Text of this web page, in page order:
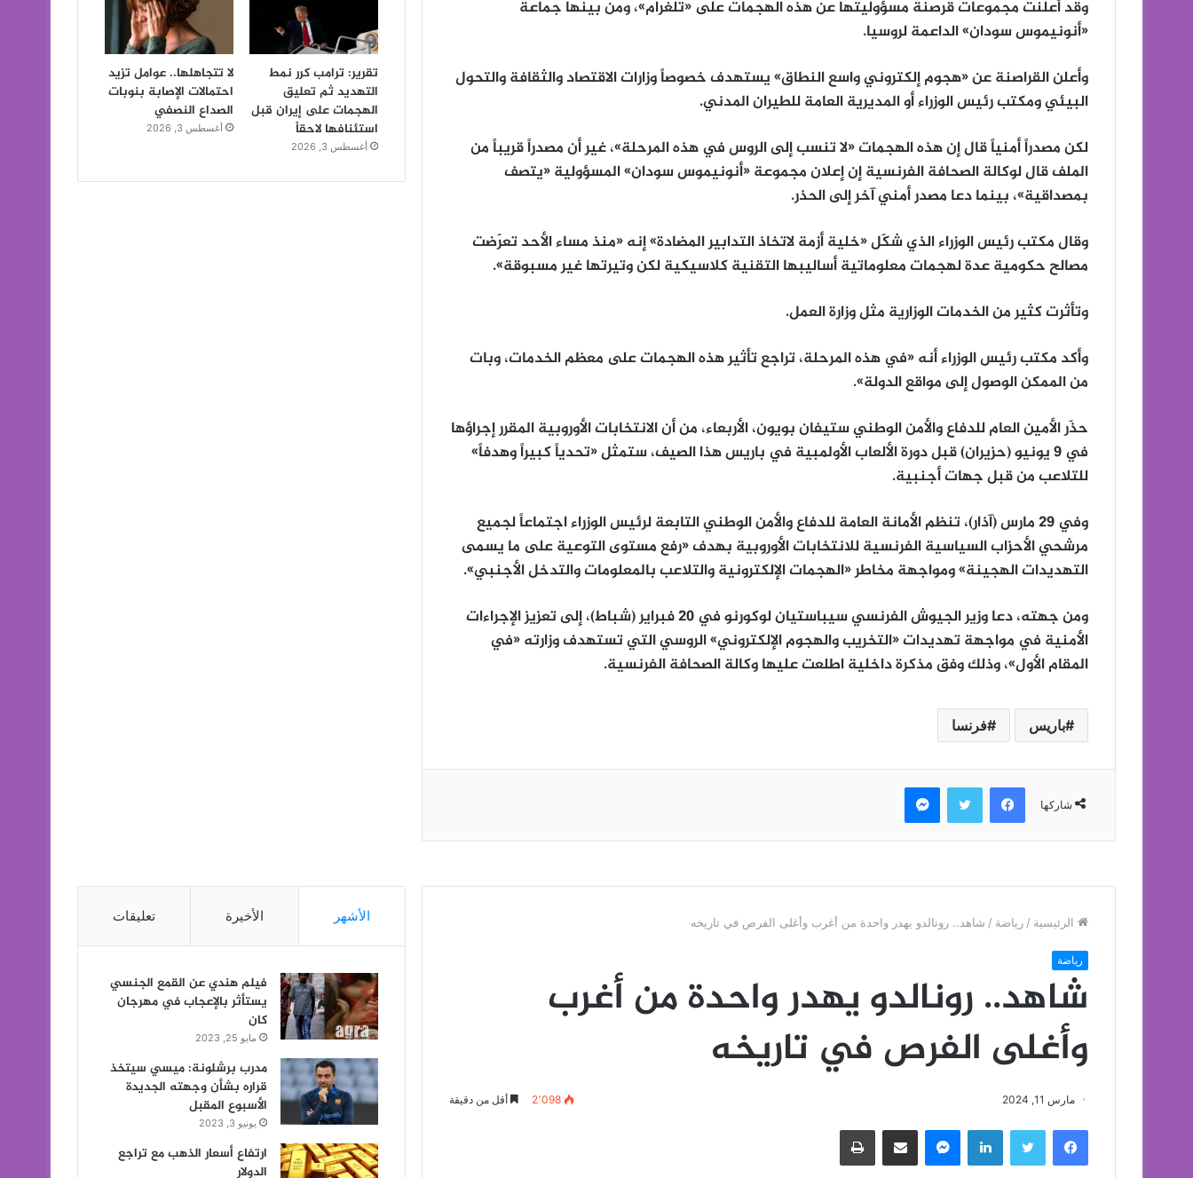
وقد أعلنت مجموعات قرصنة مسؤوليتها عن هذه الهجمات على «تلغرام»، ومن بينها جماعة
«أنونيموس سودان» الداعمة لروسيا.
وأعلن القراصنة عن «هجوم إلكتروني واسع النطاق» يستهدف خصوصاً وزارات الاقتصاد والثقافة والتحول
البيئي ومكتب رئيس الوزراء أو المديرية العامة للطيران المدني.
لكن مصدراً أمنياً قال إن هذه الهجمات «لا تنسب إلى الروس في هذه المرحلة»، غير أن مصدراً قريباً من
الملف قال لوكالة الصحافة الفرنسية إن إعلان مجموعة «أنونيموس سودان» المسؤولية «يتصف
بمصداقية»، بينما دعا مصدر أمني آخر إلى الحذر.
وقال مكتب رئيس الوزراء الذي شكّل «خلية أزمة لاتخاذ التدابير المضادة» إنه «منذ مساء الأحد تعرّضت
مصالح حكومية عدة لهجمات معلوماتية أساليبها التقنية كلاسيكية لكن وتيرتها غير مسبوقة».
وتأثرت كثير من الخدمات الوزارية مثل وزارة العمل.
وأكد مكتب رئيس الوزراء أنه «في هذه المرحلة، تراجع تأثير هذه الهجمات على معظم الخدمات، وبات
من الممكن الوصول إلى مواقع الدولة».
حذّر الأمين العام للدفاع والأمن الوطني ستيفان بويون، الأربعاء، من أن الانتخابات الأوروبية المقرر إجراؤها
في 9 يونيو (حزيران) قبل دورة الألعاب الأولمبية في باريس هذا الصيف، ستمثل «تحدياً كبيراً وهدفاً»
للتلاعب من قبل جهات أجنبية.
وفي 29 مارس (آذار)، تنظم الأمانة العامة للدفاع والأمن الوطني التابعة لرئيس الوزراء اجتماعاً لجميع
مرشحي الأحزاب السياسية الفرنسية للانتخابات الأوروبية بهدف «رفع مستوى التوعية على ما يسمى
التهديدات الهجينة» ومواجهة مخاطر «الهجمات الإلكترونية والتلاعب بالمعلومات والتدخل الأجنبي».
ومن جهته، دعا وزير الجيوش الفرنسي سيباستيان لوكورنو في 20 فبراير (شباط)، إلى تعزيز الإجراءات
الأمنية في مواجهة تهديدات «التخريب والهجوم الإلكتروني» الروسي التي تستهدف وزارته «في
المقام الأول»، وذلك وفق مذكرة داخلية اطلعت عليها وكالة الصحافة الفرنسية.
باريس فرنسا
شاركها
فيسبوك تويتر ماسنجر
تقرير: ترامب كرر نمط
التهديد ثم تعليق
الهجمات على إيران قبل
استئنافها لاحقاً
أغسطس 3, 2026
لا تتجاهلها.. عوامل تزيد
احتمالات الإصابة بنوبات
الصداع النصفي
أغسطس 3, 2026